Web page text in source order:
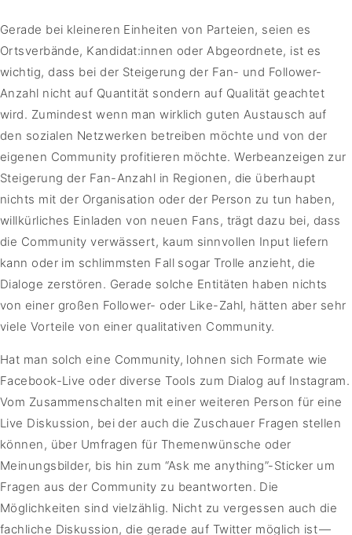
Gerade bei kleineren Einheiten von Parteien, seien es
Ortsverbände, Kandidat:innen oder Abgeordnete, ist es
wichtig, dass bei der Steigerung der Fan- und Follower-
Anzahl nicht auf Quantität sondern auf Qualität geachtet
wird. Zumindest wenn man wirklich guten Austausch auf
den sozialen Netzwerken betreiben möchte und von der
eigenen Community profitieren möchte. Werbeanzeigen zur
Steigerung der Fan-Anzahl in Regionen, die überhaupt
nichts mit der Organisation oder der Person zu tun haben,
willkürliches Einladen von neuen Fans, trägt dazu bei, dass
die Community verwässert, kaum sinnvollen Input liefern
kann oder im schlimmsten Fall sogar Trolle anzieht, die
Dialoge zerstören. Gerade solche Entitäten haben nichts
von einer großen Follower- oder Like-Zahl, hätten aber sehr
viele Vorteile von einer qualitativen Community.
Hat man solch eine Community, lohnen sich Formate wie
Facebook-Live oder diverse Tools zum Dialog auf Instagram.
Vom Zusammenschalten mit einer weiteren Person für eine
Live Diskussion, bei der auch die Zuschauer Fragen stellen
können, über Umfragen für Themenwünsche oder
Meinungsbilder, bis hin zum “Ask me anything”-Sticker um
Fragen aus der Community zu beantworten. Die
Möglichkeiten sind vielzählig. Nicht zu vergessen auch die
fachliche Diskussion, die gerade auf Twitter möglich ist —